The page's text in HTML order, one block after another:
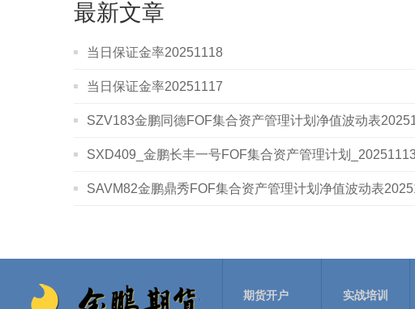
最新文章
当日保证金率20251118
当日保证金率20251117
SZV183金鹏同德FOF集合资产管理计划净值波动表
SXD409_金鹏长丰一号FOF集合资产管理计划
SAVM82金鹏鼎秀FOF集合资产管理计划净值波动表
期货开户
实战培训